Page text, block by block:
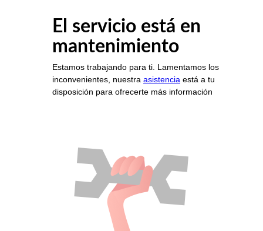
El servicio está en
mantenimiento
Estamos trabajando para ti. Lamentamos los
inconvenientes, nuestra asistencia está a tu
disposición para ofrecerte más información